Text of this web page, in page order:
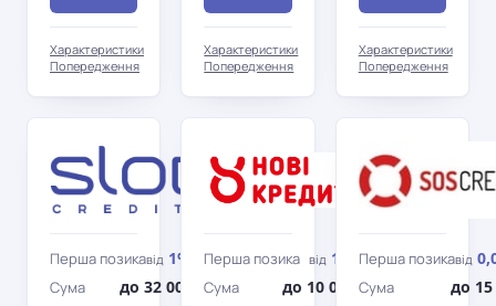
Характеристики
Попередження
Характеристики
Попередження
Характеристики
Попередження
SlonCredit
Перша позикавід 1% /день
Сума до 32 000 грн
Нові
Кредити
Перша позика від 1% /день
Сума до 10 000 грн
Перша позикавід
Сума до 15